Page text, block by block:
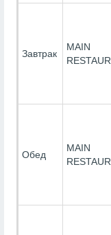
Завтрак
MAIN
Обед
MAIN